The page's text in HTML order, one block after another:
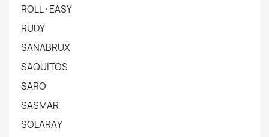
ROLL·EASY
RUDY
SANABRUX
SAQUITOS
SARO
SASMAR
SOLARAY